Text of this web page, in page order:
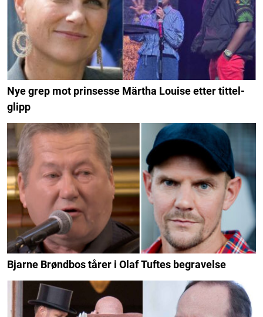
Nye grep mot prinsesse Märtha Louise etter tittel-
glipp
Bjarne Brøndbos tårer i Olaf Tuftes begravelse